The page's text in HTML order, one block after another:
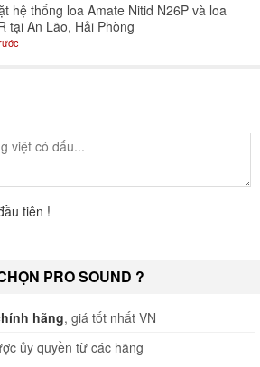
hệ thống loa Amate Nitid N26P và loa
tại An Lão, Hải Phòng
tiên !
PRO SOUND ?
hãng, giá tốt nhất VN
ủy quyền từ các hãng